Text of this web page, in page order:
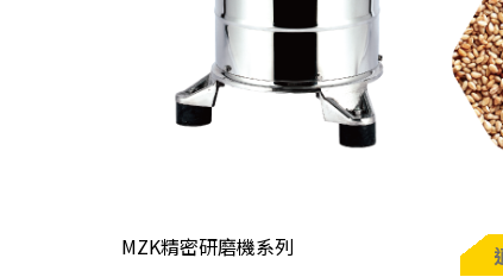
MZK精密研磨機系列